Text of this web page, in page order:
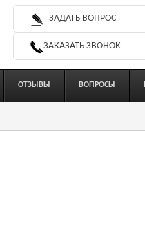
ЗАДАТЬ ВОПРОС
ЗАКАЗАТЬ ЗВОНОК
ОТЗЫВЫ ВОПРОСЫ